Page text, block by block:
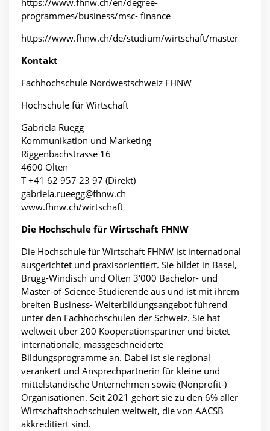
https://www.fhnw.ch/en/degree-
programmes/business/msc- finance
https://www.fhnw.ch/de/studium/wirtschaft/master
Kontakt
Fachhochschule Nordwestschweiz FHNW
Hochschule für Wirtschaft
Gabriela Rüegg
Kommunikation und Marketing
Riggenbachstrasse 16
4600 Olten
T +41 62 957 23 97 (Direkt)
gabriela.rueegg@fhnw.ch
www.fhnw.ch/wirtschaft
Die Hochschule für Wirtschaft FHNW
Die Hochschule für Wirtschaft FHNW ist international
ausgerichtet und praxisorientiert. Sie bildet in Basel,
Brugg-Windisch und Olten 3‘000 Bachelor- und
Master-of-Science-Studierende aus und ist mit ihrem
breiten Business- Weiterbildungsangebot führend
unter den Fachhochschulen der Schweiz. Sie hat
weltweit über 200 Kooperationspartner und bietet
internationale, massgeschneiderte
Bildungsprogramme an. Dabei ist sie regional
verankert und Ansprechpartnerin für kleine und
mittelständische Unternehmen sowie (Nonprofit-)
Organisationen. Seit 2021 gehört sie zu den 6% aller
Wirtschaftshochschulen weltweit, die von AACSB
akkreditiert sind.